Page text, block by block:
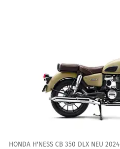
HONDA H'NESS CB 350 DLX NEU 2024